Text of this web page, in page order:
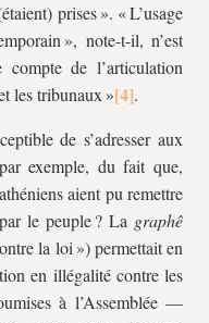
prises ». «L’usage
», note-t-il, n’est
de l’articulation
les tribunaux »
.
de s’adresser aux
exemple, du fait que,
aient pu remettre
le peuple ? La graphê
la loi ») permettait en
en illégalité contre les
à l’Assemblée —